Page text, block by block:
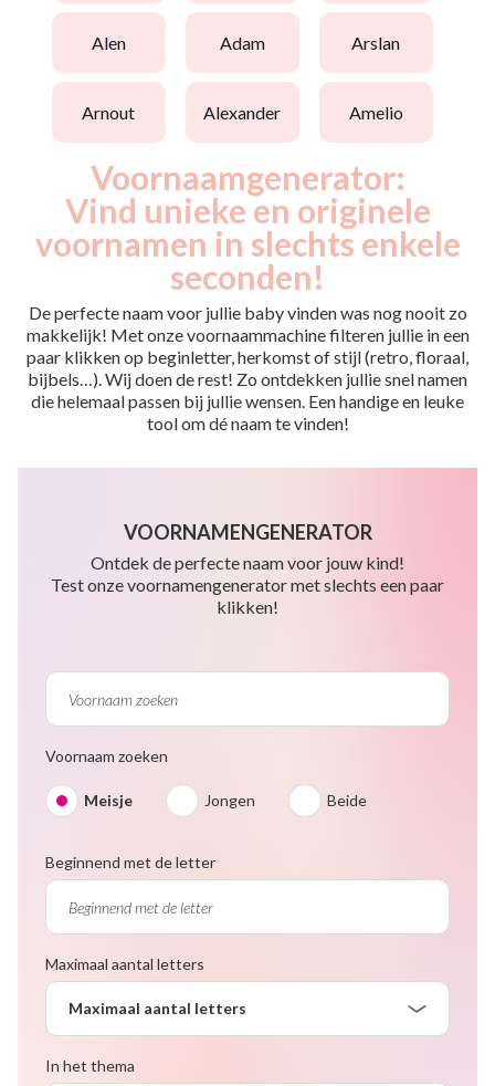
alen adam arslan
arnout alexander amelio
Voornaamgenerator:
Vind unieke en originele
voornamen in slechts enkele
seconden!
De perfecte naam voor jullie baby vinden was nog nooit zo
makkelijk! Met onze voornaammachine filteren jullie in een
paar klikken op beginletter, herkomst of stijl (retro, floraal,
bijbels…). Wij doen de rest! Zo ontdekken jullie snel namen
die helemaal passen bij jullie wensen. Een handige en leuke
tool om dé naam te vinden!
VOORNAMENGENERATOR
Ontdek de perfecte naam voor jouw kind!
Test onze voornamengenerator met slechts een paar
klikken!
Voornaam zoeken
Meisje Jongen Beide
Beginnend met de letter
Maximaal aantal letters
Maximaal aantal letters
In het thema